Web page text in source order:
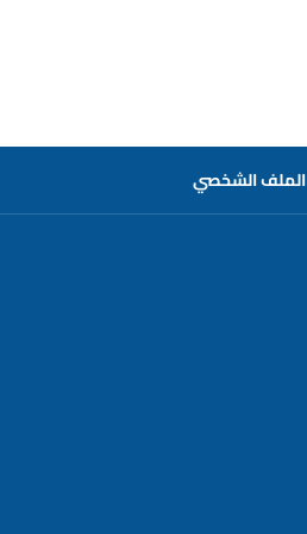
الملف الشخصي